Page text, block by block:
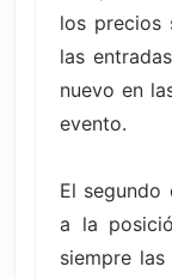
los precios
las
nuevo en
evento.
El segundo
a la
siempre